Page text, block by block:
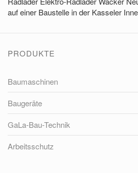
auf einer Baustelle in der Kasseler
PRODUKTE
Baumaschinen
Baugeräte
GaLa-Bau-Technik
Arbeitsschutz